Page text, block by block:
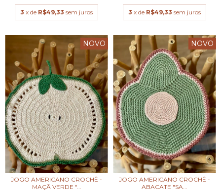
3 x de R$49,33 sem juros 3 x de R$49,33 sem juros
NOVO
JOGO AMERICANO CROCHÊ -
MAÇÃ VERDE "...
NOVO
JOGO AMERICANO CROCHÊ -
ABACATE "SA...